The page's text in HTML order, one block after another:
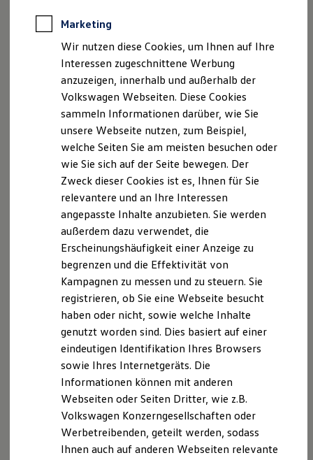
Notdienst und Pannenhilfe
Software, Konnektivität & Apps
California App
VW Connect für Ihren ID. Buzz
VW Connect für Ihren Transporter/Caravelle
VW Connect für Ihren Amarok
VW Connect für andere Modelle
Connect Pro
Fleet Interface Data
Multistop Pathfinder
Übersicht Software Updates
Digitales Bordbuch
Fahrerassistenz- und Sicherheitssysteme
Kontrollleuchten
Batterieverordnung
XTL-Dieselkraftstoff
Ersatzteile und Betriebsflüssigkeiten
Original Zubehör und Lifestyle Produkte
myVolkswagen
myVolkswagen Business
Elektrisch & Autonom
Elektro - & Hybridfahrzeuge
Unser Ansatz
Klimafreundlicher Strom
Reichweite & Ladelösungen
Reichweitensimulator
Ladezeitensimulator
Ladelösungen für Privatkunden
Ladelösungen für Gewerbekunden
Bidirektionales Laden
Förderung & Kosten der Elektrofahrzeuge
Fördermöglichkeiten für Privatkunden
Lenkimpuls
kann über eine Multifunktionskamera die
eigene Fahrspur erfassen und kann ab 60 km/h ein
unbeabsichtigtes Verlassen der Spur durch regulierendes
Gegenlenken korrigieren
.
Intelligenter Geschwindigkeitsassistent
mit Verkehrszeichenerkennung 1
Kommt jetzt als Serienausstattung und kann
Geschwindigkeitsbegrenzungen, zum Beispiel beim
Durchfahren einer temporären Baustelle, automatisch
einhalten. Gleichzeitig kann die
Verkehrszeichenerkennung
1
Geschwindigkeitsbegrenzung
en, Überholverbote sowie zeitliche und witterungsbedingte
Einschränkungen mit einer speziellen Kamera erkennen und
den Fahrer informieren
1 .
Notbremsassistent „Front Assist“
Der serienmäßige Notbremsassistent „Front Assist“ kann in
Fahrtrichtung Fußgänger, Radfahrer und Fahrzeuge erfassen
und warnt den Fahrer vor erkannten Gefahrensituationen.
Reagiert der Fahrer nicht rechtzeitig, kann eine
Marketing
Wir nutzen diese Cookies, um Ihnen auf Ihre
Interessen zugeschnittene Werbung
anzuzeigen, innerhalb und außerhalb der
Volkswagen Webseiten. Diese Cookies
sammeln Informationen darüber, wie Sie
unsere Webseite nutzen, zum Beispiel,
welche Seiten Sie am meisten besuchen oder
wie Sie sich auf der Seite bewegen. Der
Zweck dieser Cookies ist es, Ihnen für Sie
relevantere und an Ihre Interessen
angepasste Inhalte anzubieten. Sie werden
außerdem dazu verwendet, die
Erscheinungshäufigkeit einer Anzeige zu
begrenzen und die Effektivität von
Kampagnen zu messen und zu steuern. Sie
registrieren, ob Sie eine Webseite besucht
haben oder nicht, sowie welche Inhalte
genutzt worden sind. Dies basiert auf einer
eindeutigen Identifikation Ihres Browsers
sowie Ihres Internetgeräts. Die
Informationen können mit anderen
Webseiten oder Seiten Dritter, wie z.B.
Volkswagen Konzerngesellschaften oder
Werbetreibenden, geteilt werden, sodass
Ihnen auch auf anderen Webseiten relevante